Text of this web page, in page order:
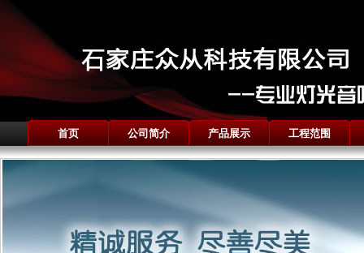
首页 公司简介 产品展示 工程范围